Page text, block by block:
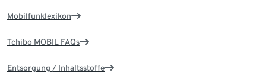
Mobilfunklexikon
Tchibo MOBIL FAQs
Entsorgung / Inhaltsstoffe